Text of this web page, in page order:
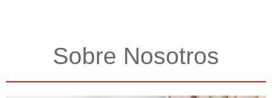
Sobre Nosotros